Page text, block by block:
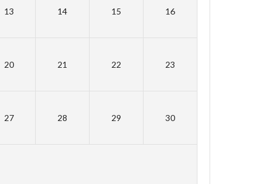
13 14 15 16
20 21 22 23
27 28 29 30